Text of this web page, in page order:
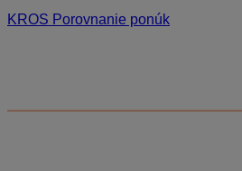
KROS Porovnanie ponúk
Nastavenie šanónov